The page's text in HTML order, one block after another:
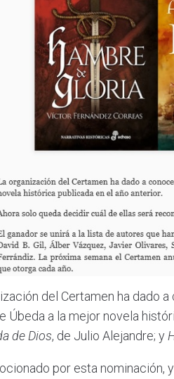
del Certamen ha dado
Úbeda a la mejor novela
de Dios, de Julio Alejandre; y
por esta nominación,